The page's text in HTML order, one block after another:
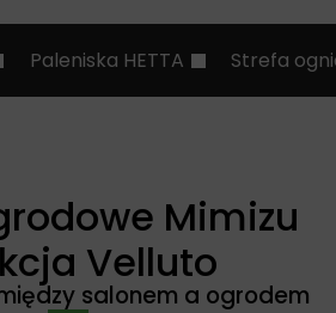
Paleniska HETTA Strefa
Mimizu
Velluto
salonem a ogrodem